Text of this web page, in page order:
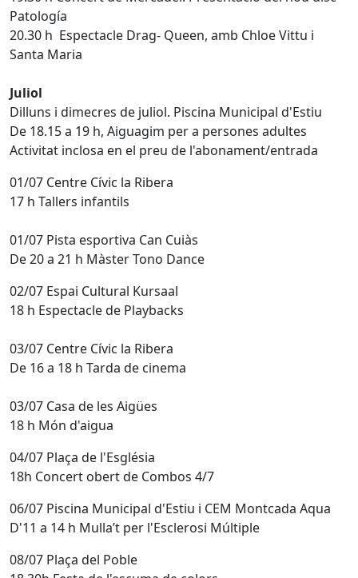
Patología
20.30 h Espectacle Drag- Queen, amb Chloe Vittu i
Santa Maria
Juliol
Dilluns i dimecres de juliol. Piscina Municipal d'Estiu
De 18.15 a 19 h, Aiguagim per a persones adultes
Activitat inclosa en el preu de l'abonament/entrada
01/07 Centre Cívic la Ribera
17 h Tallers infantils
01/07 Pista esportiva Can Cuiàs
De 20 a 21 h Màster Tono Dance
02/07 Espai Cultural Kursaal
18 h Espectacle de Playbacks
03/07 Centre Cívic la Ribera
De 16 a 18 h Tarda de cinema
03/07 Casa de les Aigües
18 h Món d'aigua
04/07 Plaça de l'Església
18h Concert obert de Combos 4/7
06/07 Piscina Municipal d'Estiu i CEM Montcada Aqua
D'11 a 14 h Mulla’t per l'Esclerosi Múltiple
08/07 Plaça del Poble